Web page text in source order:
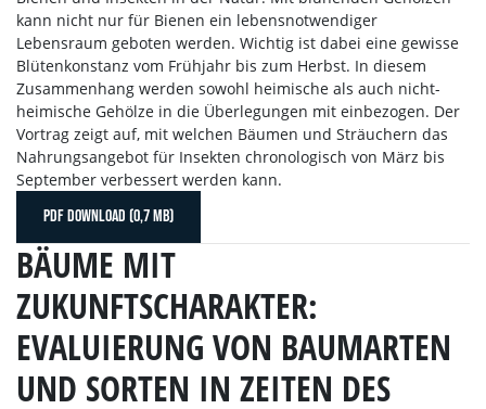
kann nicht nur für Bienen ein lebensnotwendiger
Lebensraum geboten werden. Wichtig ist dabei eine gewisse
Blütenkonstanz vom Frühjahr bis zum Herbst. In diesem
Zusammenhang werden sowohl heimische als auch nicht-
heimische Gehölze in die Überlegungen mit einbezogen. Der
Vortrag zeigt auf, mit welchen Bäumen und Sträuchern das
Nahrungsangebot für Insekten chronologisch von März bis
September verbessert werden kann.
PDF DOWNLOAD (0,7 MB)
BÄUME MIT
ZUKUNFTSCHARAKTER:
EVALUIERUNG VON BAUMARTEN
UND SORTEN IN ZEITEN DES